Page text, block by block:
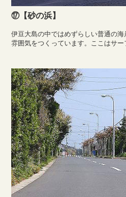
⑰【砂の浜】
伊豆大島の中ではめずらしい普通の
雰囲気をつくっています。ここはサー